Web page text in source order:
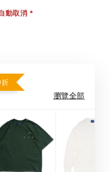
動取消 *
瀏覽全部